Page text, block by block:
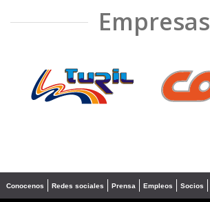
Empresas
❮
Conocenos Redes sociales Prensa Empleos Socios